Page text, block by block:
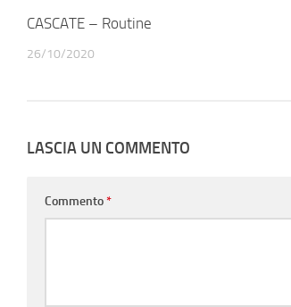
CASCATE – Routine
26/10/2020
LASCIA UN COMMENTO
Commento*